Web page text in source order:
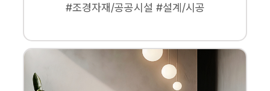
#조경자재/공공시설 #설계/시공